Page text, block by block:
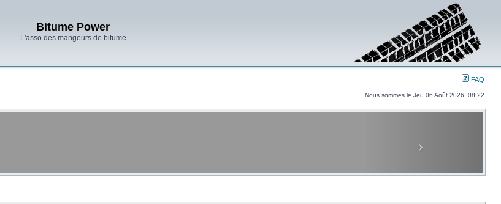
Bitume Power
L'asso des mangeurs de bitume
FAQ
Nous sommes le Jeu 06 Août 2026, 08:22